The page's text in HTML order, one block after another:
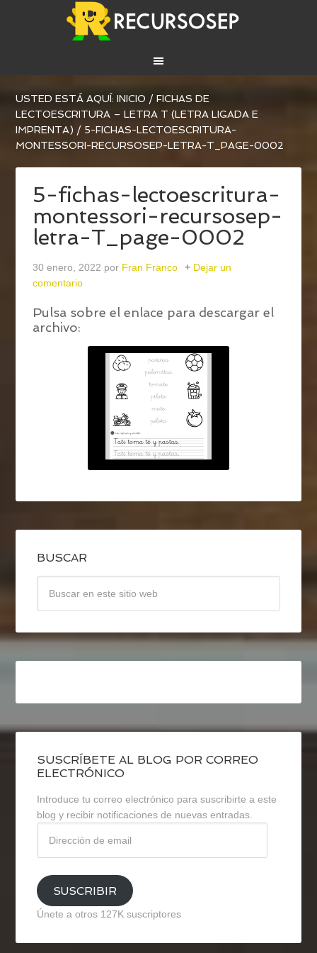
USTED ESTÁ AQUÍ:INICIO / FICHAS DE
LECTOESCRITURA – LETRA T (LETRA LIGADA E
IMPRENTA) / 5-FICHAS-LECTOESCRITURA-
MONTESSORI-RECURSOSEP-LETRA-T_PAGE-0002
5-fichas-lectoescritura-
montessori-recursosep-
letra-T_page-0002
30 enero, 2022 por Fran Franco
Dejar un
comentario
Pulsa sobre el enlace para descargar el
archivo:
BUSCAR
SUSCRÍBETE AL BLOG POR CORREO
ELECTRÓNICO
Introduce tu correo electrónico para suscribirte a este
blog y recibir notificaciones de nuevas entradas.
email
SUSCRIBIR
Únete a otros 127K suscriptores